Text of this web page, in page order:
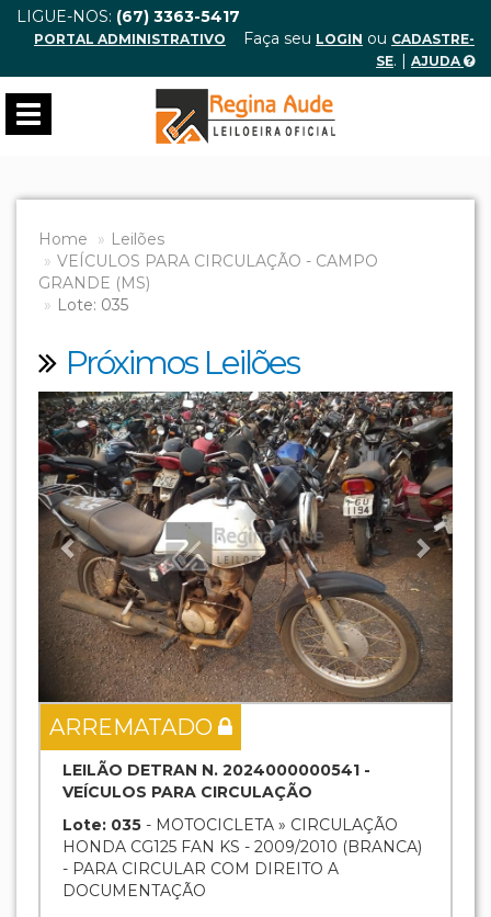
LIGUE-NOS: (67) 3363-5417
PORTAL ADMINISTRATIVO Faça seu LOGIN ou CADASTRE-
SE. | AJUDA
Toggle
navigation
Home
Leilões
VEÍCULOS PARA CIRCULAÇÃO - CAMPO
GRANDE (MS)
Lote: 035
Próximos Leilões
Previous Next
ARREMATADO
LEILÃO DETRAN N. 2024000000541 -
VEÍCULOS PARA CIRCULAÇÃO
Lote: 035 - MOTOCICLETA » CIRCULAÇÃO
HONDA CG125 FAN KS - 2009/2010 (BRANCA)
- PARA CIRCULAR COM DIREITO A
DOCUMENTAÇÃO